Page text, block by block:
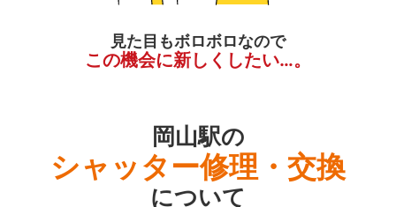
見た目もボロボロなので
この機会に新しくしたい…。
岡山駅の
シャッター修理・交換
について